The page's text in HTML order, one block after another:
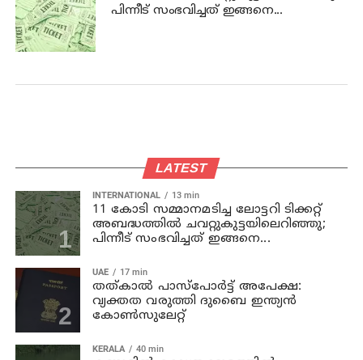
പിന്നീട് സംഭവിച്ചത് ഇങ്ങനെ...
LATEST
INTERNATIONAL 13 min
11 കോടി സമ്മാനമടിച്ച ലോട്ടറി ടിക്കറ്റ്
അബദ്ധത്തിൽ ചവറ്റുകുട്ടയിലെറിഞ്ഞു;
പിന്നീട് സംഭവിച്ചത് ഇങ്ങനെ...
UAE 17 min
തത്കാൽ പാസ്പോർട്ട് അപേക്ഷ:
വ്യക്തത വരുത്തി ദുബൈ ഇന്ത്യൻ
കോൺസുലേറ്റ്
KERALA 40 min